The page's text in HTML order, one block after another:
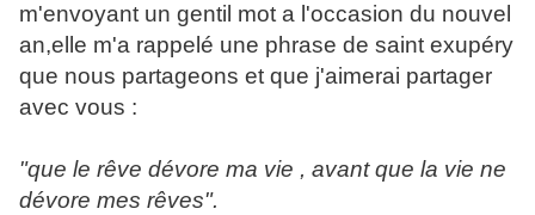
m'envoyant un gentil mot a l'occasion du nouvel
an,elle m'a rappelé une phrase de saint exupéry
que nous partageons et que j'aimerai partager
avec vous :
"que le rêve dévore ma vie , avant que la vie ne
dévore mes rêves".